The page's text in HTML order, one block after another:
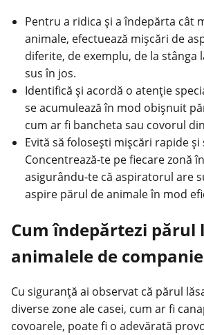
Pentru a ridica și a îndepărta cât
animale, efectuează mișcări de
diferite, de exemplu, de la stânga
sus în jos.
Identifică și acordă o atenție
se acumulează în mod obișnuit
cum ar fi bancheta sau covorul
Evită să folosești mișcări rapide și
Concentrează-te pe fiecare zonă
asigurându-te că aspiratorul are
aspire părul de animale în mod
Cum îndepărtezi părul
animalele de companie
Cu siguranță ai observat că părul
diverse zone ale casei, cum ar fi
covoarele, poate fi o adevărată